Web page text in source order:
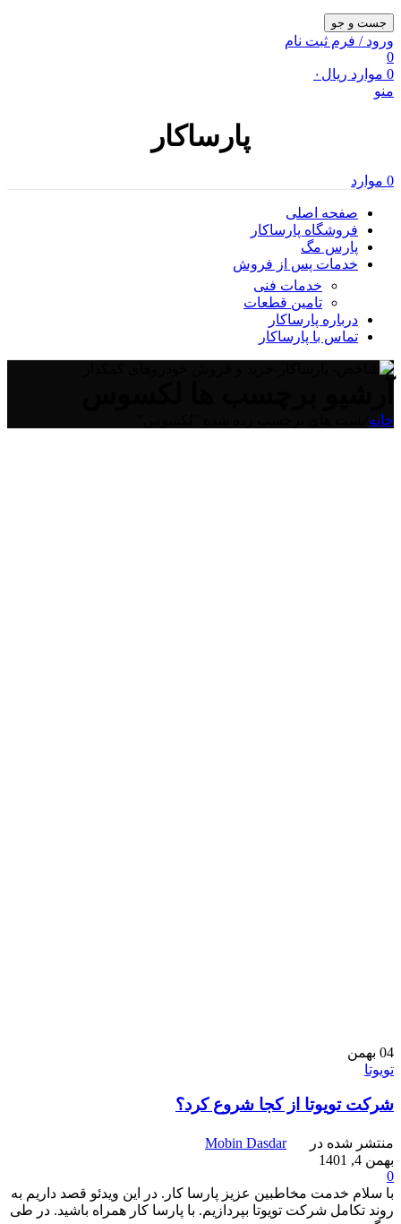
جست و جو
ورود / فرم ثبت نام
0
0 موارد ریال ۰
منو
پارساکار
0 موارد
صفحه اصلی
فروشگاه پارساکار
پارس مگ
خدمات پس از فروش
خدمات فنی
تامین قطعات
درباره پارساکار
تماس با پارساکار
خانه
04 بهمن
تویوتا
شرکت تویوتا از کجا شروع کرد؟
منتشر شده در
Mobin Dasdar
بهمن 4, 1401
0
با سلام خدمت مخاطبین عزیز پارسا کار. در این ویدئو قصد داریم به
روند تکامل شرکت تویوتا بپردازیم. با پارسا کار همراه باشید. در طی